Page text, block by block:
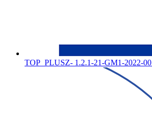
TOP_PLUSZ- 1.2.1-21-GM1-2022-